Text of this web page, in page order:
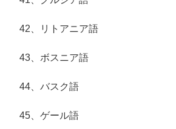
42、リトアニア語
43、ボスニア語
44、バスク語
45、ゲール語